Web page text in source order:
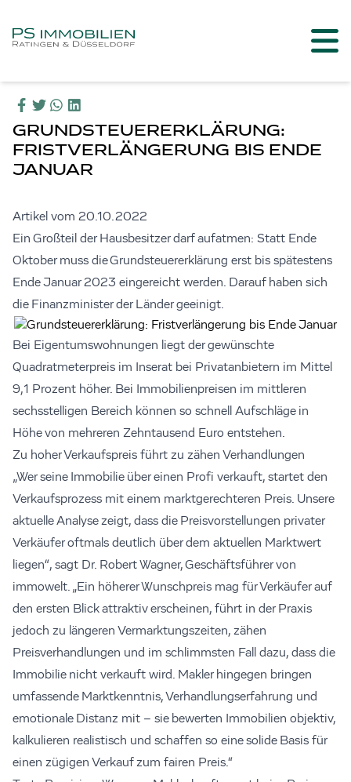
GRUNDSTEUERERKLÄRUNG:
FRISTVERLÄNGERUNG BIS ENDE
JANUAR
Artikel vom 20.10.2022
Ein Großteil der Hausbesitzer darf aufatmen: Statt Ende
Oktober muss die Grundsteuererklärung erst bis spätestens
Ende Januar 2023 eingereicht werden. Darauf haben sich
die Finanzminister der Länder geeinigt.
Bei Eigentumswohnungen liegt der gewünschte
Quadratmeterpreis im Inserat bei Privatanbietern im Mittel
9,1 Prozent höher. Bei Immobilienpreisen im mittleren
sechsstelligen Bereich können so schnell Aufschläge in
Höhe von mehreren Zehntausend Euro entstehen.
Zu hoher Verkaufspreis führt zu zähen Verhandlungen
„Wer seine Immobilie über einen Profi verkauft, startet den
Verkaufsprozess mit einem marktgerechteren Preis. Unsere
aktuelle Analyse zeigt, dass die Preisvorstellungen privater
Verkäufer oftmals deutlich über dem aktuellen Marktwert
liegen“, sagt Dr. Robert Wagner, Geschäftsführer von
immowelt. „Ein höherer Wunschpreis mag für Verkäufer auf
den ersten Blick attraktiv erscheinen, führt in der Praxis
jedoch zu längeren Vermarktungszeiten, zähen
Preisverhandlungen und im schlimmsten Fall dazu, dass die
Immobilie nicht verkauft wird. Makler hingegen bringen
umfassende Marktkenntnis, Verhandlungserfahrung und
emotionale Distanz mit – sie bewerten Immobilien objektiv,
kalkulieren realistisch und schaffen so eine solide Basis für
einen zügigen Verkauf zum fairen Preis.“